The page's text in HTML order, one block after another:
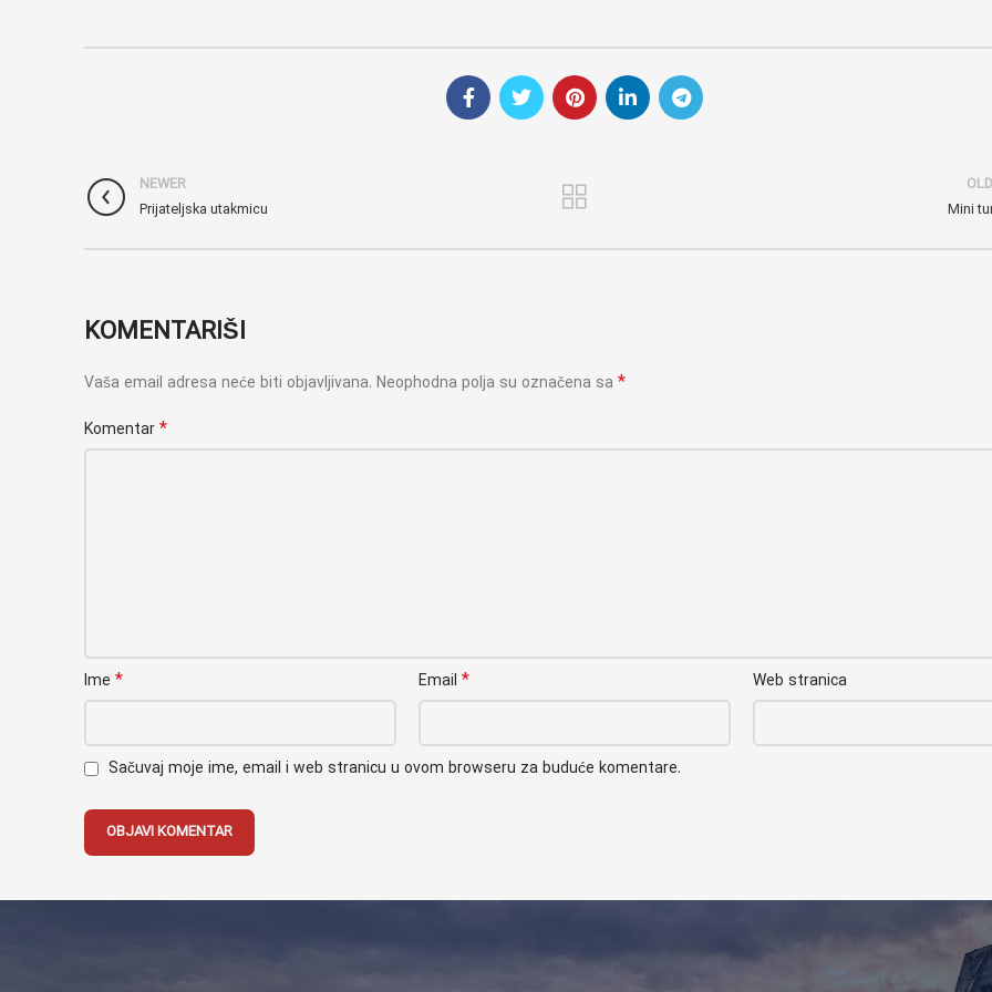
NEWER
Prijateljska utakmicu
Mini
KOMENTARIŠI
Vaša email adresa neće biti objavljivana. Neophodna polja su označena sa *
Komentar *
Ime * Email* Web stranica
Sačuvaj moje ime, email i web stranicu u ovom browseru za buduće komentare.